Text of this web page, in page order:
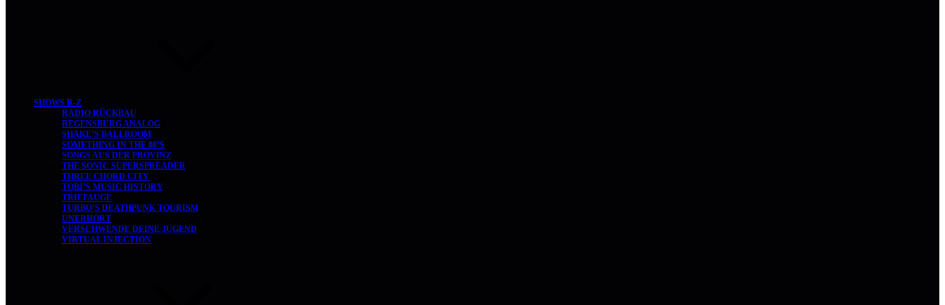
SHOWS R-Z
RADIO RÜCKBAU
REGENSBURG ANALOG
SHAKE’S BALLROOM
SOMETHING IN THE 80’S
SONGS AUS DER PROVINZ
THE SONIC SUPERSPREADER
THREE CHORD CITY
TOBI’S MUSIC HISTORY
TRIEFAUGE
TURBO’S DEATHPUNK TOURISM
UNERHÖRT
VERSCHWENDE DEINE JUGEND
VIRTUAL INJECTION